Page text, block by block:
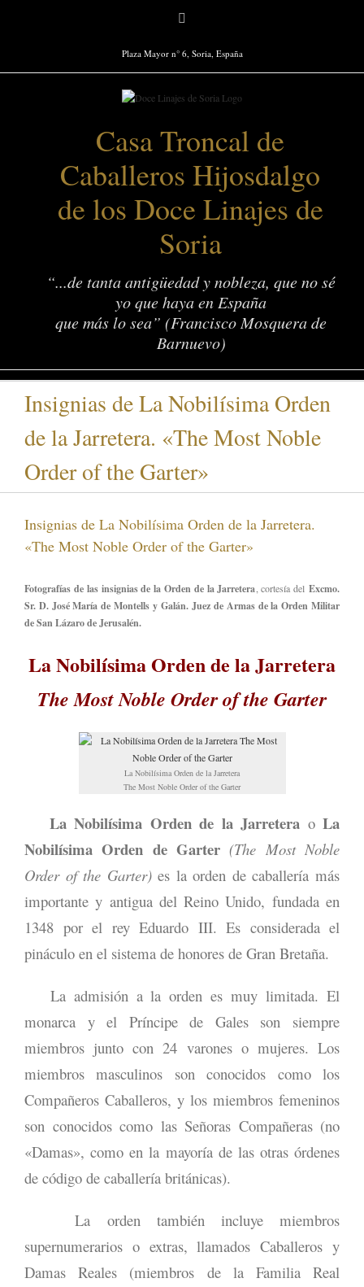
Plaza Mayor n° 6, Soria, España
Casa Troncal de
Caballeros Hijosdalgo
de los Doce Linajes de
Soria
“...de tanta antigüedad y nobleza, que no sé
yo que haya en España
que más lo sea” (Francisco Mosquera de
Barnuevo)
Insignias de La Nobilísima Orden
de la Jarretera. «The Most Noble
Order of the Garter»
Insignias de La Nobilísima Orden de la Jarretera.
«The Most Noble Order of the Garter»
Fotografías de las insignias de la Orden de la Jarretera , cortesía del Excmo.
Sr. D. José María de Montells y Galán.Juez de Armas de la Orden Militar
de San Lázaro de Jerusalén.
La Nobilísima Orden de la Jarretera
The Most Noble Order of the Garter
La Nobilísima Orden de la Jarretera
The Most Noble Order of the Garter
La Nobilísima Orden de la Jarretera o La
Nobilísima Orden de Garter (The Most Noble
Order of the Garter)es la orden de caballería más
importante y antigua del Reino Unido, fundada en
1348 por el rey Eduardo III. Es considerada el
pináculo en el sistema de honores de Gran Bretaña.
La admisión a la orden es muy limitada. El
monarca y el Príncipe de Gales son siempre
miembros junto con 24 varones o mujeres. Los
miembros masculinos son conocidos como los
Compañeros Caballeros, y los miembros femeninos
son conocidos como las Señoras Compañeras (no
«Damas», como en la mayoría de las otras órdenes
de código de caballería británicas).
La orden también incluye miembros
supernumerarios o extras, llamados Caballeros y
Damas Reales (miembros de la Familia Real